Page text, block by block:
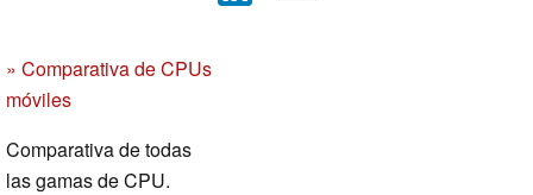
» Comparativa de CPUs
móviles
Comparativa de todas
las gamas de CPU.